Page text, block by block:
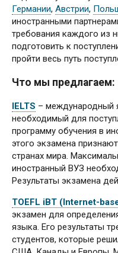
Германии, Австрии,
иностранными
требования каждого из
подготовить к
пройти весь путь
Что мы предлагаем:
IELTS – международный
необходимый для
программу обучения в
этого экзамена
странах мира.
иностранный ВУЗ
Результаты экзамена
TOEFL iBT (Internet-
экзамен для
языка. Его результаты
студентов, которые